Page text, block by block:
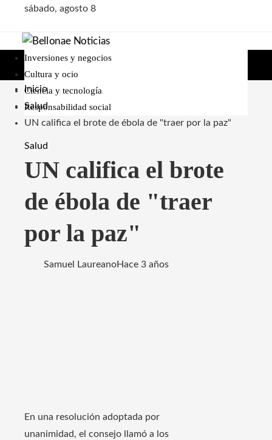
sábado, agosto 8
Inversiones y negocios
Cultura y ocio
Ciencia y tecnología
Responsabilidad social
Inicio
Salud
UN califica el brote de ébola de "traer por la paz"
Salud
UN califica el brote
de ébola de "traer
por la paz"
Samuel LaureanoHace 3 años
En una resolución adoptada por
unanimidad, el consejo llamó a los